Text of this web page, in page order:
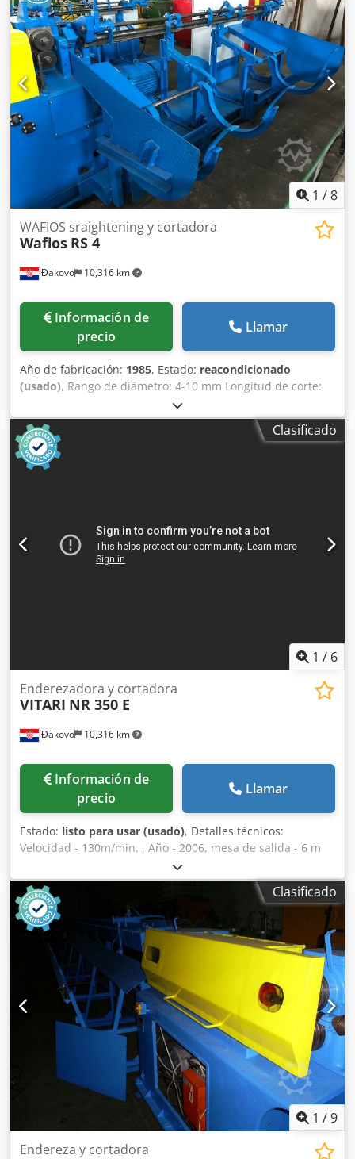
1 /8
Đakovo 10,316 km
WAFIOS sraightening y cortadora
Wafios RS 4
Información de
precio
Llamar
Año de fabricación: 1985, Estado: reacondicionado
(usado), Rango de diámetro: 4-10 mm Longitud de corte:
2,0 m (posiblemente mayor) Velocidad: 90 m/min.
Reacondicionamiento: 2018 Dcedpfodt Arlex Aguok
Control: PLC Siemens Sistema de doble carrete mecánico
para el suministro del hilo.
Clasificado
1 / 6
Đakovo 10,316 km
Enderezadora y cortadora
VITARI NR 350 E
Información de
precio
Llamar
Estado: listo para usar (usado), Detalles técnicos:
Velocidad - 130m/min. , Año - 2006, mesa de salida - 6 m
Rango de diámetro de alambre 4-12 mm. Dsdpfx
Aotndgpeguock
Clasificado
1 /9
Endereza y cortadora